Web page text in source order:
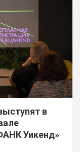
в
Уикенд»